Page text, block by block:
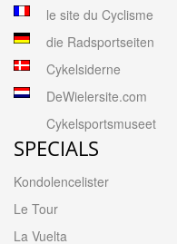
le site du Cyclisme
die Radsportseiten
Cykelsiderne
DeWielersite.com
Cykelsportsmuseet
SPECIALS
Kondolencelister
Le Tour
La Vuelta